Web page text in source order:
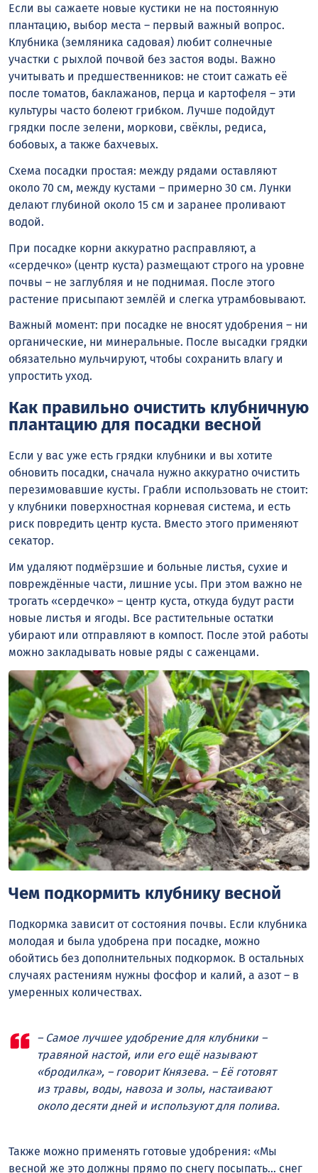
Если вы сажаете новые кустики не на постоянную
плантацию, выбор места – первый важный вопрос.
Клубника (земляника садовая) любит солнечные
участки с рыхлой почвой без застоя воды. Важно
учитывать и предшественников: не стоит сажать её
после томатов, баклажанов, перца и картофеля – эти
культуры часто болеют грибком. Лучше подойдут
грядки после зелени, моркови, свёклы, редиса,
бобовых, а также бахчевых.
Схема посадки простая: между рядами оставляют
около 70 см, между кустами – примерно 30 см. Лунки
делают глубиной около 15 см и заранее проливают
водой.
При посадке корни аккуратно расправляют, а
«сердечко» (центр куста) размещают строго на уровне
почвы – не заглубляя и не поднимая. После этого
растение присыпают землёй и слегка утрамбовывают.
Важный момент: при посадке не вносят удобрения – ни
органические, ни минеральные. После высадки грядки
обязательно мульчируют, чтобы сохранить влагу и
упростить уход.
Как правильно очистить клубничную
плантацию для посадки весной
Если у вас уже есть грядки клубники и вы хотите
обновить посадки, сначала нужно аккуратно очистить
перезимовавшие кусты. Грабли использовать не стоит:
у клубники поверхностная корневая система, и есть
риск повредить центр куста. Вместо этого применяют
секатор.
Им удаляют подмёрзшие и больные листья, сухие и
повреждённые части, лишние усы. При этом важно не
трогать «сердечко» – центр куста, откуда будут расти
новые листья и ягоды. Все растительные остатки
убирают или отправляют в компост. После этой работы
можно закладывать новые ряды с саженцами.
Чем подкормить клубнику весной
Подкормка зависит от состояния почвы. Если клубника
молодая и была удобрена при посадке, можно
обойтись без дополнительных подкормок. В остальных
случаях растениям нужны фосфор и калий, а азот – в
умеренных количествах.
– Самое лучшее удобрение для клубники –
травяной настой, или его ещё называют
«бродилка», – говорит Князева. – Её готовят
из травы, воды, навоза и золы, настаивают
около десяти дней и используют для полива.
Также можно применять готовые удобрения: «Мы
весной же это должны прямо по снегу посыпать… снег